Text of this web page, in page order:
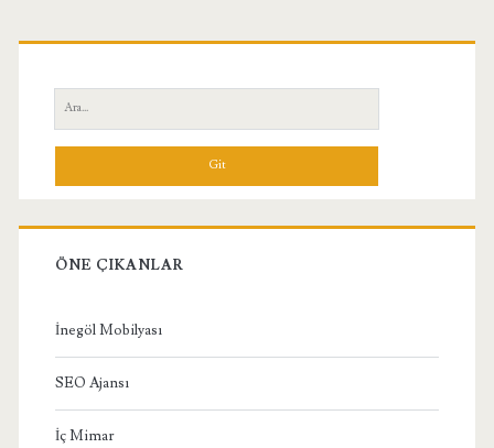
Birincil
Yan
Menü
Ara:
ÖNE ÇIKANLAR
İnegöl Mobilyası
SEO Ajansı
İç Mimar